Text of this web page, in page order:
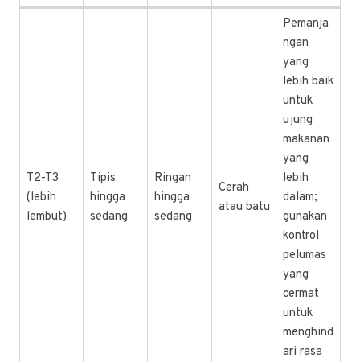
T2-T3
(lebih
lembut)
Tipis
hingga
sedang
Ringan
hingga
sedang
Cerah
atau batu
Pemanja
ngan
yang
lebih baik
untuk
ujung
makanan
yang
lebih
dalam;
gunakan
kontrol
pelumas
yang
cermat
untuk
menghind
ari rasa